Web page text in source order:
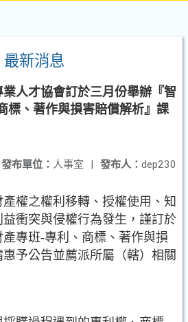
最新消息
人才協會訂於三月份舉辦『智
標、著作與損害賠償解析』課
發布人： dep230
發布單位： 人事室 |
權之權利移轉、授權使用、知
衝突與侵權行為發生，謹訂於
專班-專利、商標、著作與損
予公告並薦派所屬（轄）相關